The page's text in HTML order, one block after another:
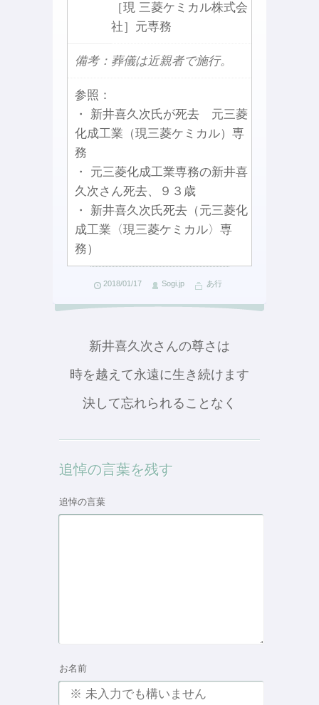
［現 三菱ケミカル株式会
社］元専務
備考：葬儀は近親者で施行。
参照：
・ 新井喜久次氏が死去 元三菱
化成工業（現三菱ケミカル）専
務
・ 元三菱化成工業専務の新井喜
久次さん死去、９３歳
・ 新井喜久次氏死去（元三菱化
成工業〈現三菱ケミカル〉専
務）
2018/01/17 Sogi.jp あ行
新井喜久次さんの尊さは
時を越えて永遠に生き続けます
決して忘れられることなく
追悼の言葉を残す
追悼の言葉
お名前